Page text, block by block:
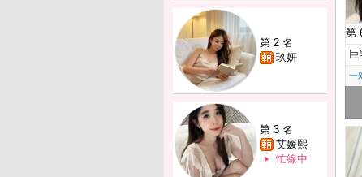
第 2 名
玖妍
第 3 名
艾媛熙
忙線中
第
一